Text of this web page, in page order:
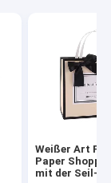
Weißer Art
Paper
mit der Seil-